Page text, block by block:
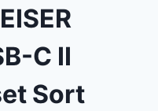
C II
Sort